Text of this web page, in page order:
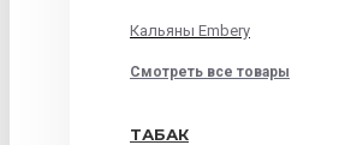
Кальяны Embery
Смотреть все товары
ТАБАК